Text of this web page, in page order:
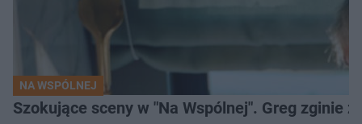
NA WSPÓLNEJ
Szokujące sceny w "Na Wspólnej". Greg zginie z